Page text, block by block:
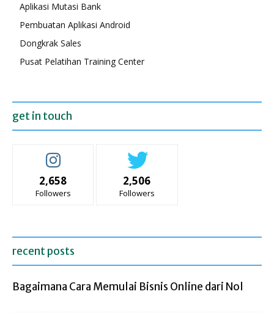
Aplikasi Mutasi Bank
Pembuatan Aplikasi Android
Dongkrak Sales
Pusat Pelatihan Training Center
get in touch
2,658
Followers
2,506
Followers
recent posts
Bagaimana Cara Memulai Bisnis Online dari Nol